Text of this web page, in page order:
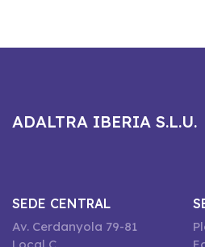
ADALTRA IBERIA S.L.U.
SEDE CENTRAL
Av. Cerdanyola 79-81